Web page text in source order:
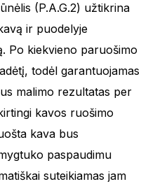
(P.A.G.2) užtikrina
ir puodelyje
Po kiekvieno paruošimo
todėl garantuojamas
malimo rezultatas per
kavos ruošimo
kava bus
paspaudimu
suteikiamas jam